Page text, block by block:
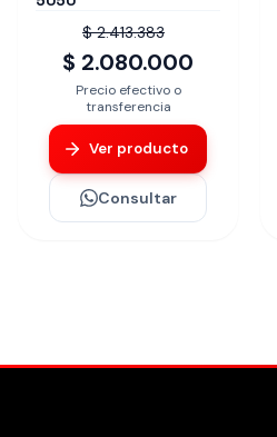
$ 2.413.383
$ 2.080.000
Precio efectivo o
transferencia
Ver producto
Consultar